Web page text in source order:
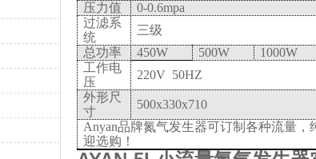
压力值
0-0.6mpa
过滤系
统
三级
总功率
450W 500W 1000W
工作电
压
220V 50HZ
外形尺
寸
500x330x710
Anyan品牌氮气发生器可订制各种流量，
迎选购！